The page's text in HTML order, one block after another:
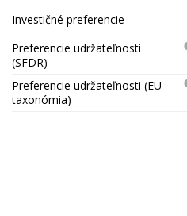
Investičné preferencie
Preferencie udržateľnosti
(SFDR)
Preferencie udržateľnosti (EU
taxonómia)